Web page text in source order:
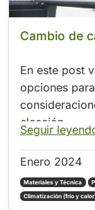
Cambio de
En este post
opciones
elección.
Seguir
Enero 2024
Materiales y Técnica
Climatización (frío y